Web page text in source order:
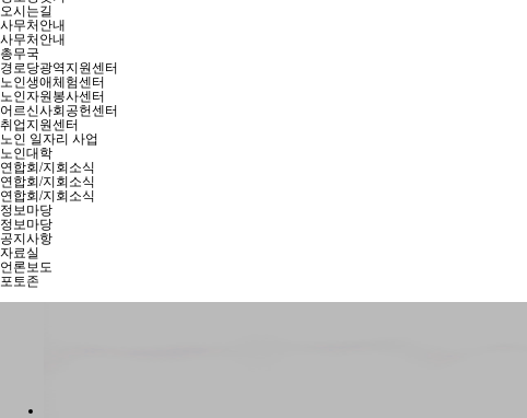
오시는길
사무처안내
사무처안내
총무국
경로당광역지원센터
노인생애체험센터
노인자원봉사센터
어르신사회공헌센터
취업지원센터
노인 일자리 사업
노인대학
연합회/지회소식
연합회/지회소식
연합회/지회소식
정보마당
정보마당
공지사항
자료실
언론보도
포토존